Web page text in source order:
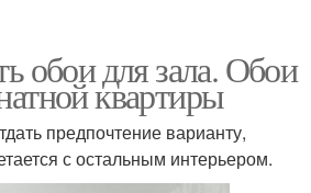
обои для зала. Обои
квартиры
предпочтение варианту,
с остальным интерьером.